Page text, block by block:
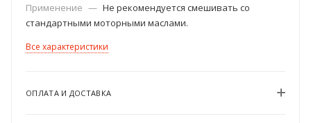
Применение — Не рекомендуется смешивать со
стандартными моторными маслами.
Все характеристики
ОПЛАТА И ДОСТАВКА